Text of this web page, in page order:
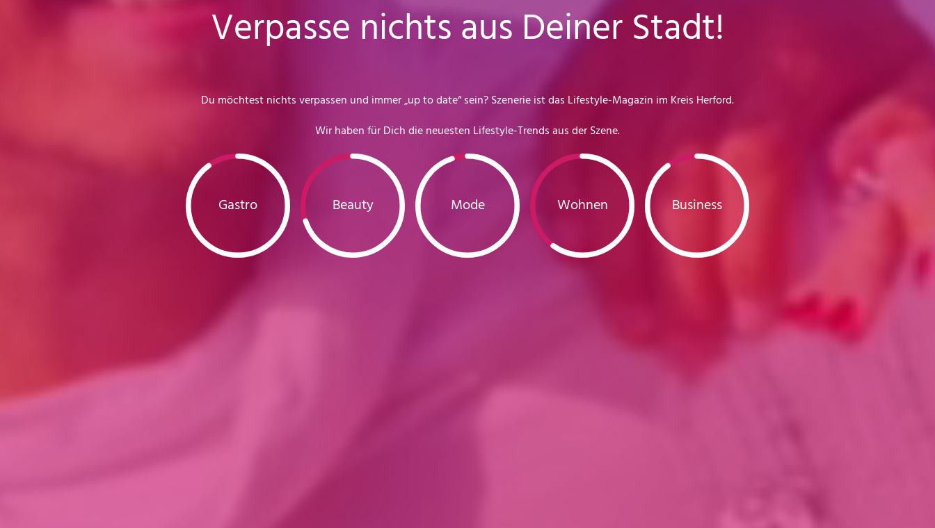
Verpasse nichts aus Deiner Stadt!
Du möchtest nichts verpassen und immer „up to date“ sein? Szenerie ist das Lifestyle-Magazin im Kreis Herford.
Wir haben für Dich dieneuesten Lifestyle-Trends aus der Szene.
Gastro Beauty Mode Wohnen Business